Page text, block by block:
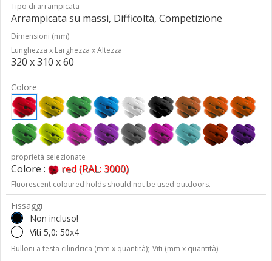
Tipo di arrampicata
Arrampicata su massi, Difficoltà, Competizione
Dimensioni (mm)
Lunghezza x Larghezza x Altezza
320 x 310 x 60
Colore
proprietà selezionate
Colore : red (RAL: 3000)
Fluorescent coloured holds should not be used outdoors.
Fissaggi
Non incluso!
Viti 5,0: 50x4
Bulloni a testa cilindrica (mm x quantità); Viti (mm x quantità)